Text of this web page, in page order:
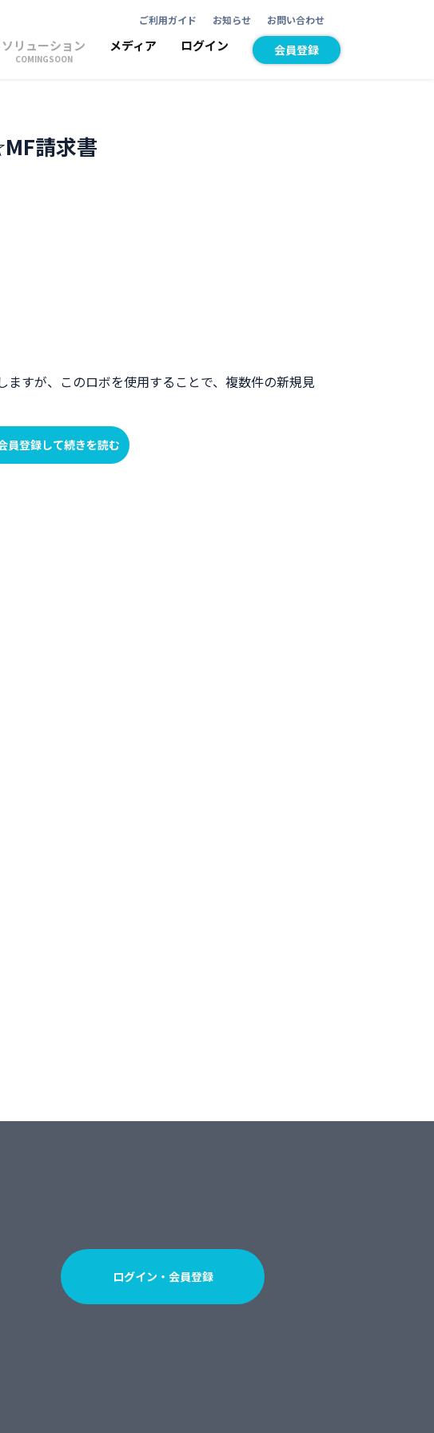
会員登録
ご利用ガイド お知らせ お問い合わせ
ソリューション
COMINGSOON
メディア ログイン
請求書
すが、このロボを使用することで、複数件の新規見
員登録して続きを読む
ログイン・会員登録